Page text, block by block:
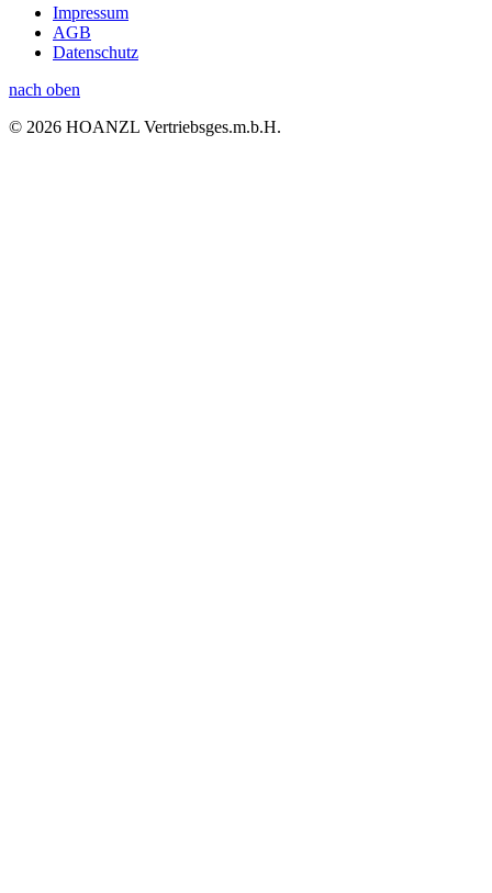
Impressum
AGB
Datenschutz
nach oben
© 2026 HOANZL Vertriebsges.m.b.H.